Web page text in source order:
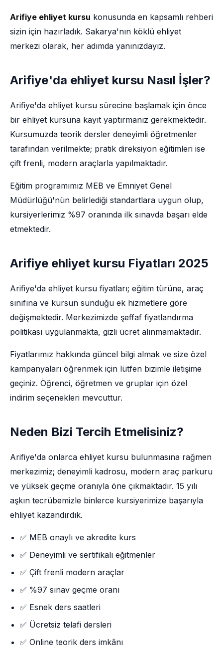
Arifiye ehliyet kursu konusunda en kapsamlı rehberi
sizin için hazırladık. Sakarya'nın köklü ehliyet
merkezi olarak, her adımda yanınızdayız.
Arifiye'da ehliyet kursu Nasıl İşler?
Arifiye'da ehliyet kursu sürecine başlamak için önce
bir ehliyet kursuna kayıt yaptırmanız gerekmektedir.
Kursumuzda teorik dersler deneyimli öğretmenler
tarafından verilmekte; pratik direksiyon eğitimleri ise
çift frenli, modern araçlarla yapılmaktadır.
Eğitim programımız MEB ve Emniyet Genel
Müdürlüğü'nün belirlediği standartlara uygun olup,
kursiyerlerimiz %97 oranında ilk sınavda başarı elde
etmektedir.
Arifiye ehliyet kursu Fiyatları 2025
Arifiye'da ehliyet kursu fiyatları; eğitim türüne, araç
sınıfına ve kursun sunduğu ek hizmetlere göre
değişmektedir. Merkezimizde şeffaf fiyatlandırma
politikası uygulanmakta, gizli ücret alınmamaktadır.
Fiyatlarımız hakkında güncel bilgi almak ve size özel
kampanyaları öğrenmek için lütfen bizimle iletişime
geçiniz. Öğrenci, öğretmen ve gruplar için özel
indirim seçenekleri mevcuttur.
Neden Bizi Tercih Etmelisiniz?
Arifiye'da onlarca ehliyet kursu bulunmasına rağmen
merkezimiz; deneyimli kadrosu, modern araç parkuru
ve yüksek geçme oranıyla öne çıkmaktadır. 15 yılı
aşkın tecrübemizle binlerce kursiyerimize başarıyla
ehliyet kazandırdık.
✅ MEB onaylı ve akredite kurs
✅ Deneyimli ve sertifikalı eğitmenler
✅ Çift frenli modern araçlar
✅ %97 sınav geçme oranı
✅ Esnek ders saatleri
✅ Ücretsiz telafi dersleri
✅ Online teorik ders imkânı